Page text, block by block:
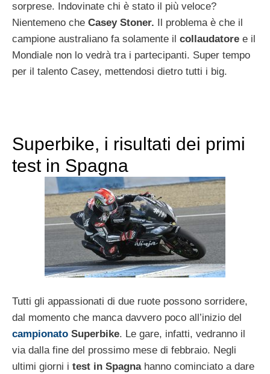
sorprese. Indovinate chi è stato il più veloce?
Nientemeno che Casey Stoner. Il problema è che il
campione australiano fa solamente il collaudatore e il
Mondiale non lo vedrà tra i partecipanti. Super tempo
per il talento Casey, mettendosi dietro tutti i big.
Superbike, i risultati dei primi
test in Spagna
Tutti gli appassionati di due ruote possono sorridere,
dal momento che manca davvero poco all’inizio del
campionato Superbike. Le gare, infatti, vedranno il
via dalla fine del prossimo mese di febbraio. Negli
ultimi giorni i test in Spagnahanno cominciato a dare